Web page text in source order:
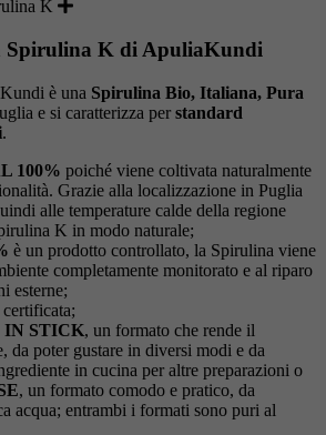
K
Spirulina K di ApuliaKundi
è una Spirulina Bio, Italiana, Pura
e si caratterizza per standard
.
100% poiché viene coltivata naturalmente
Grazie alla localizzazione in Puglia
alle temperature calde della regione
K in modo naturale;
è un prodotto controllato, la Spirulina viene
completamente monitorato e al riparo
esterne;
certificata;
IN STICK, un formato che rende il
da poter gustare in diversi modi e da
in cucina per altre preparazioni o
, un formato comodo e pratico, da
acqua; entrambi i formati sono puri al